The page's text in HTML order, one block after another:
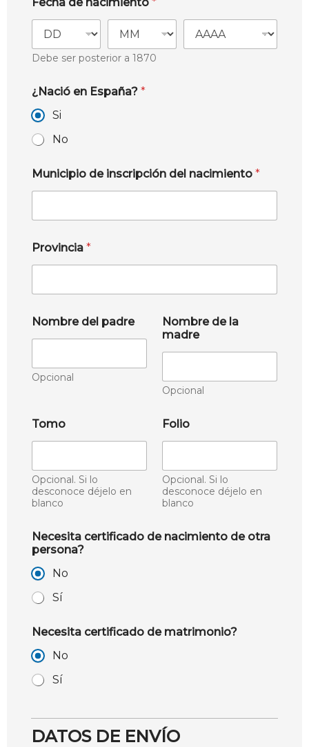
Debe ser posterior a 1870
¿Nació en España? *
Si
No
Municipio de inscripción del nacimiento *
Provincia *
Nombre del padre
Opcional
Nombre de la
madre
Opcional
Tomo
Opcional. Si lo
desconoce déjelo en
blanco
Folio
Opcional. Si lo
desconoce déjelo en
blanco
Necesita certificado de nacimiento de otra
persona?
No
Sí
Necesita certificado de matrimonio?
No
Sí
DATOS DE ENVÍO